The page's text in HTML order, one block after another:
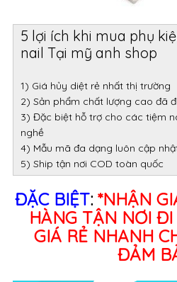
5 lợi ích khi mua phụ
nail Tại mỹ anh shop
1) Giá hủy diệt rẻ nhất thị trường
2) Sản phẩm chất lượng cao đã
3) Đặc biệt hỗ trợ cho các tiệm
nghề
4) Mẫu mã đa dạng luôn cập
5) Ship tận nơi COD toàn quốc
ĐẶC BIỆT: *NHẬN
HÀNG TẬN NƠI
GIÁ RẺ NHANH
ĐẢM